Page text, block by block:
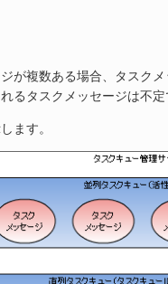
が複数ある場合、タスク
るタスクメッセージは不
ます。